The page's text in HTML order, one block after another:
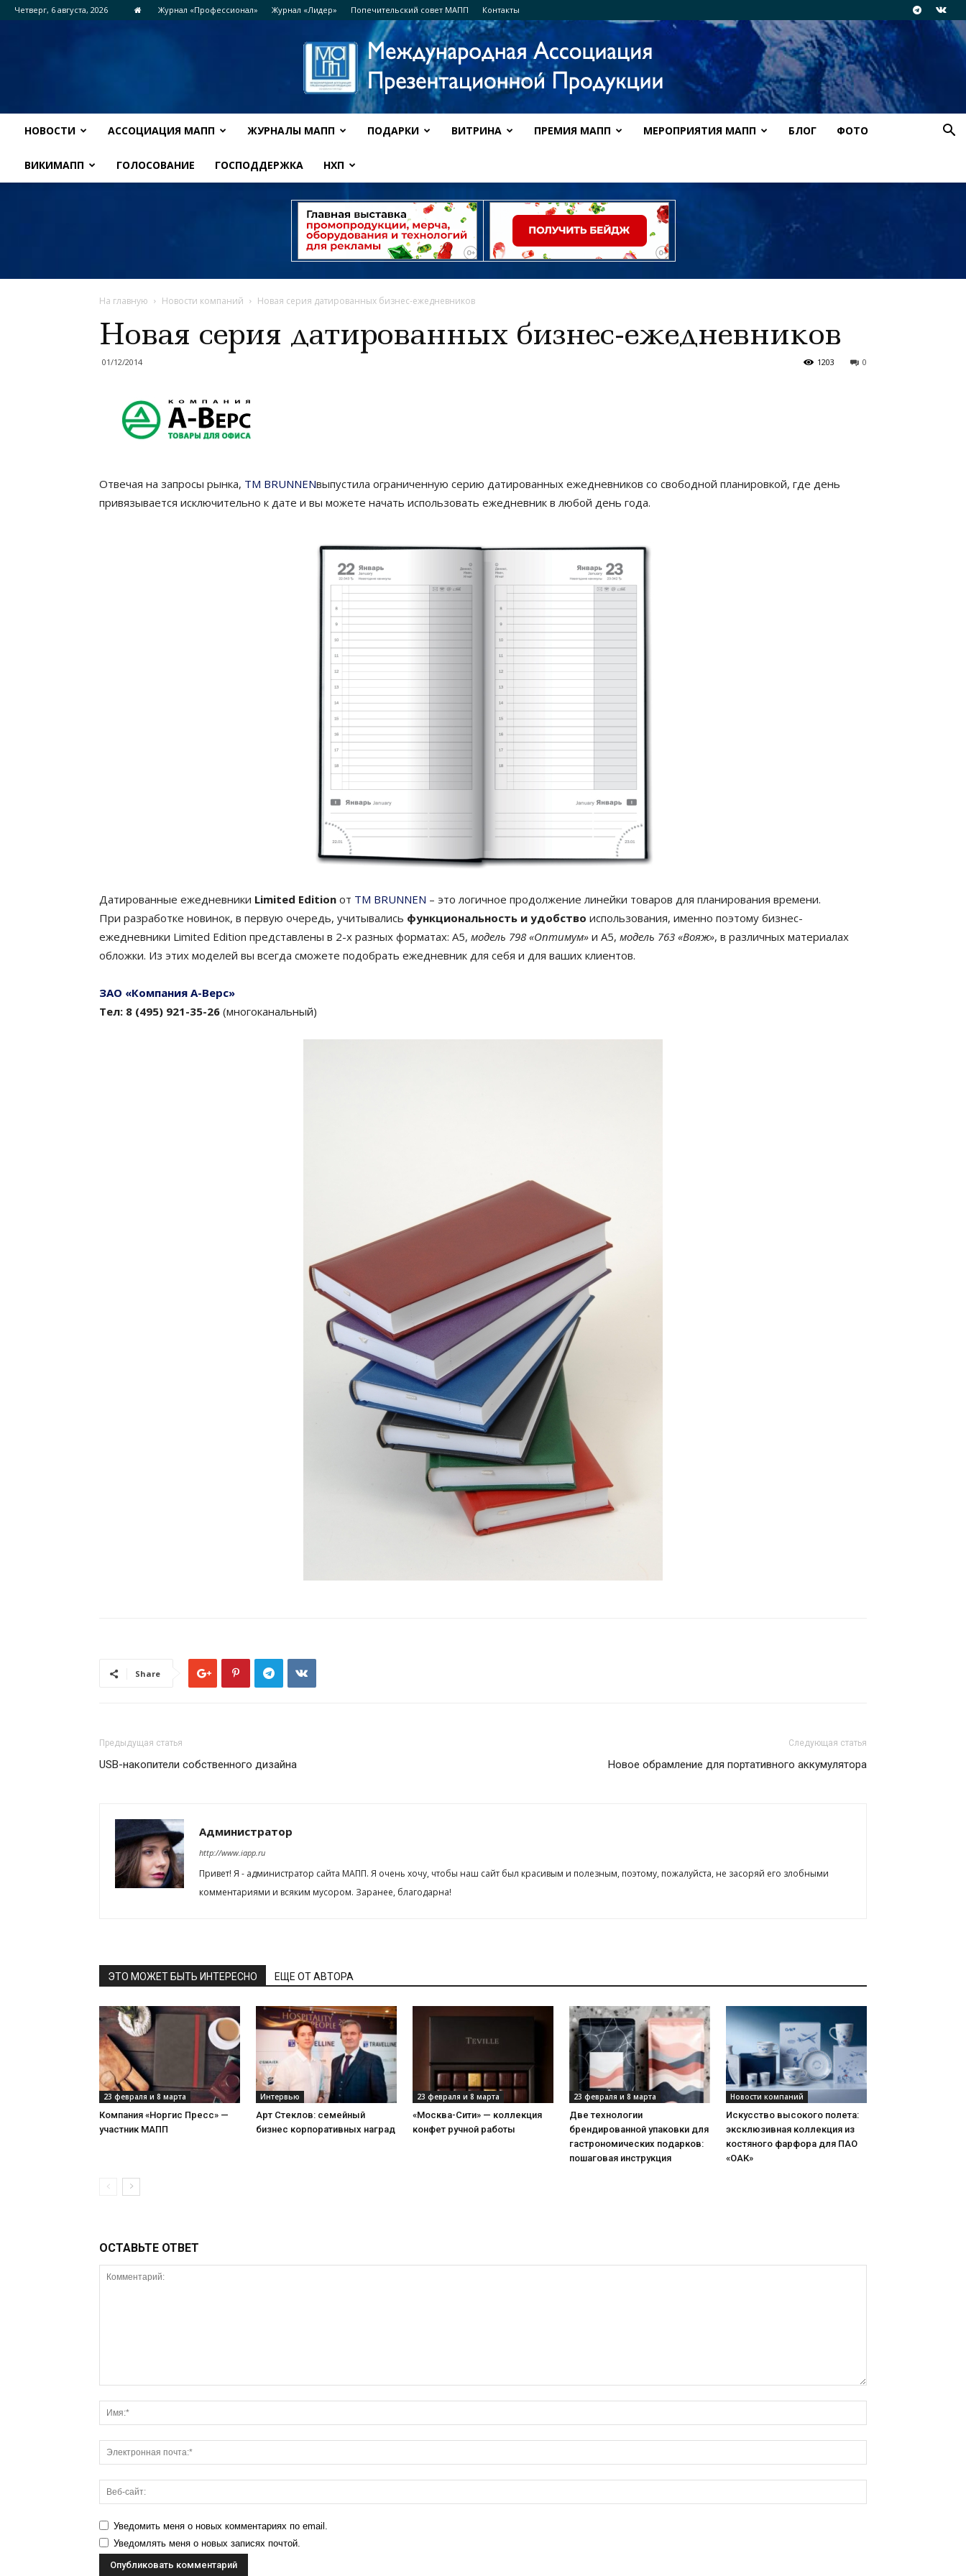
Четверг, 6 августа, 2026 Журнал «Профессионал» Журнал «Лидер» Попечительский совет МАПП Контакты
НОВОСТИ АССОЦИАЦИЯ МАПП ЖУРНАЛЫ МАПП ПОДАРКИ ВИТРИНА ПРЕМИЯ МАПП МЕРОПРИЯТИЯ МАПП БЛОГ ФОТО
ВИКИМАПП ГОЛОСОВАНИЕ ГОСПОДДЕРЖКА НХП
На главную Новости компаний Новая серия датированных бизнес-ежедневников
Новая серия датированных бизнес-ежедневников
01/12/2014 0
1203
Отвечая на запросы рынка, ТМ BRUNNENвыпустила ограниченную серию датированных ежедневников со свободной планировкой, где день
привязывается исключительно к дате и вы можете начать использовать ежедневник в любой день года.
Датированные ежедневники Limited Edition от TM BRUNNEN – это логичное продолжение линейки товаров для планирования времени.
При разработке новинок, в первую очередь, учитывались функциональность и удобство использования, именно поэтому бизнес-
ежедневники Limited Edition представлены в 2-х разных форматах: А5, модель 798 «Оптимум» и А5, модель 763 «Вояж», в различных материалах
обложки. Из этих моделей вы всегда сможете подобрать ежедневник для себя и для ваших клиентов.
ЗАО «Компания А-Bерс»
Тел: 8 (495) 921-35-26 (многоканальный)
Share
Предыдущая статья
USB-накопители собственного дизайна
Следующая статья
Новое обрамление для портативного аккумулятора
Администратор
http://www.iapp.ru
Привет! Я - администратор сайта МАПП. Я очень хочу, чтобы наш сайт был красивым и полезным, поэтому, пожалуйста, не засоряй его злобными
комментариями и всяким мусором. Заранее, благодарна!
ЭТО МОЖЕТ БЫТЬ ИНТЕРЕСНО ЕЩЕ ОТ АВТОРА
23 февраля и 8 марта
Компания «Норгис Пресс» —
участник МАПП
Интервью
Арт Стеклов: семейный
бизнес корпоративных наград
23 февраля и 8 марта
«Москва-Сити» — коллекция
конфет ручной работы
23 февраля и 8 марта
Две технологии
брендированной упаковки для
гастрономических подарков:
пошаговая инструкция
Новости компаний
Искусство высокого полета:
эксклюзивная коллекция из
костяного фарфора для ПАО
«ОАК»
ОСТАВЬТЕ ОТВЕТ
Уведомить меня о новых комментариях по email.
Уведомлять меня о новых записях почтой.